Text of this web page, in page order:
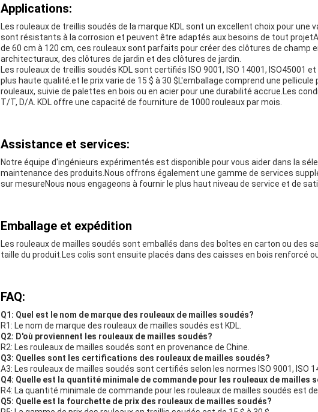
Applications:
Les rouleaux de treillis soudés de la marque KDL sont un excellent choix pour une
sont résistants à la corrosion et peuvent être adaptés aux besoins de tout
de 60 cm à 120 cm, ces rouleaux sont parfaits pour créer des clôtures de champ
architecturaux, des clôtures de jardin et des clôtures de jardin.
Les rouleaux de treillis soudés KDL sont certifiés ISO 9001, ISO 14001, ISO45001
plus haute qualité.et le prix varie de 15 $ à 30 $L'emballage comprend une
rouleaux, suivie de palettes en bois ou en acier pour une durabilité accrue.Les
T/T, D/A. KDL offre une capacité de fourniture de 1000 rouleaux par mois.
Assistance et services:
Notre équipe d'ingénieurs expérimentés est disponible pour vous aider dans la
maintenance des produits.Nous offrons également une gamme de services
sur mesureNous nous engageons à fournir le plus haut niveau de service et de
Emballage et expédition
Les rouleaux de mailles soudés sont emballés dans des boîtes en carton ou des
taille du produit.Les colis sont ensuite placés dans des caisses en bois renforcé
FAQ:
Q1: Quel est le nom de marque des rouleaux de mailles soudés?
R1: Le nom de marque des rouleaux de mailles soudés est KDL.
Q2: D'où proviennent les rouleaux de mailles soudés?
R2: Les rouleaux de mailles soudés sont en provenance de Chine.
Q3: Quelles sont les certifications des rouleaux de mailles soudés?
A3: Les rouleaux de mailles soudés sont certifiés selon les normes ISO 9001, ISO
Q4: Quelle est la quantité minimale de commande pour les rouleaux de mailles
R4: La quantité minimale de commande pour les rouleaux de mailles soudés est
Q5: Quelle est la fourchette de prix des rouleaux de mailles soudés?